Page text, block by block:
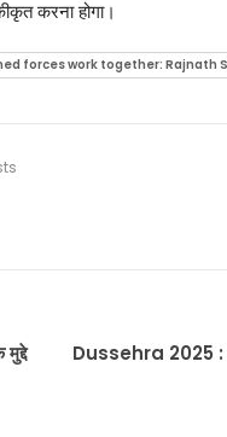
करना होगा।
forces work together: Rajnath
Dussehra 2025 :